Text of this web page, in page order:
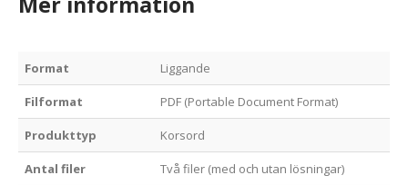
Format Liggande
Filformat PDF (Portable Document Format)
Produkttyp Korsord
Antal filer Två filer (med och utan lösningar)